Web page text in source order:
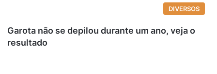
DIVERSOS
Garota não se depilou durante um ano, veja o
resultado